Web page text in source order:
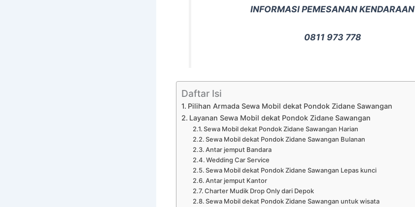
INFORMASI PEMESANAN KENDARAAN
0811 973 778
Daftar Isi
Pilihan Armada Sewa Mobil dekat Pondok Zidane Sawangan
Layanan Sewa Mobil dekat Pondok Zidane Sawangan
Sewa Mobil dekat Pondok Zidane Sawangan Harian
Sewa Mobil dekat Pondok Zidane Sawangan Bulanan
Antar jemput Bandara
Wedding Car Service
Sewa Mobil dekat Pondok Zidane Sawangan Lepas kunci
Antar jemput Kantor
Charter Mudik Drop Only dari Depok
Sewa Mobil dekat Pondok Zidane Sawangan untuk wisata